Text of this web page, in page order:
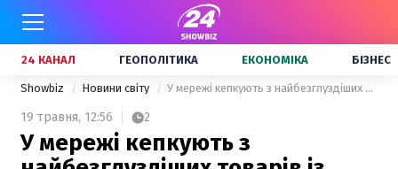
24 КАНАЛ ГЕОПОЛІТИКА ЕКОНОМІКА БІЗНЕС
Showbiz Новини світу У мережі кепкують з найбезглуздіших товарів із зображенням принца Гаррі та Меган Маркл: фото
19 травня, 12:56 2
У мережі кепкують з